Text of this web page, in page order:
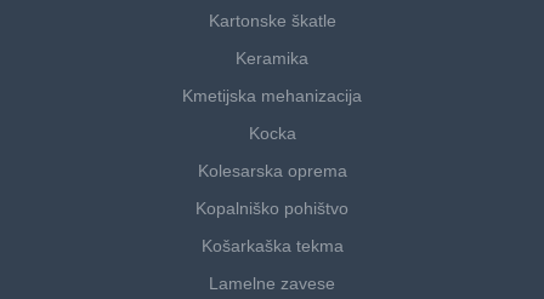
Kartonske škatle
Keramika
Kmetijska mehanizacija
Kocka
Kolesarska oprema
Kopalniško pohištvo
Košarkaška tekma
Lamelne zavese